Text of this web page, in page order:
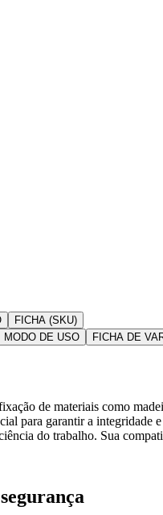
FICHA (SKU)
MODO DE USO FICHA DE
de materiais como
para garantir a
do trabalho. Sua